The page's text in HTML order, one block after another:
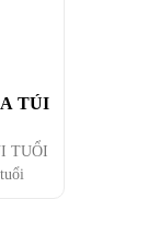
TÚI
TUỔI